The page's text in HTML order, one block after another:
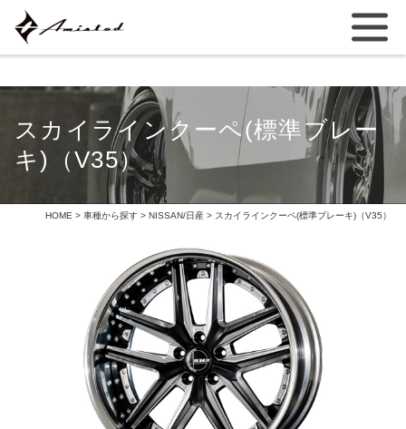
スカイラインクーペ(標準ブレー
キ)（V35）
HOME > 車種から探す > NISSAN/日産 > スカイラインクーペ(標準ブレーキ)（V35）